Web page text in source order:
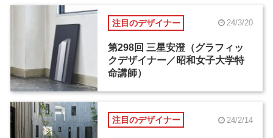
注目のデザイナー 24/3/20
第298回 三星安澄（グラフィッ
クデザイナー／昭和女子大学特
命講師）
注目のデザイナー 24/2/14